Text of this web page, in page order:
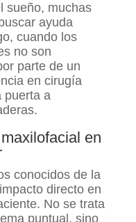
sueño, muchas
ayuda
cuando los
no son
parte de un
en cirugía
puerta a
en
conocidos de la
directo en
No se trata
puntual, sino